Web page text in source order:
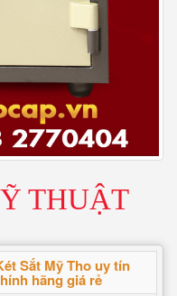
THUẬT
Sắt Mỹ Tho uy tín
hãng giá rẻ